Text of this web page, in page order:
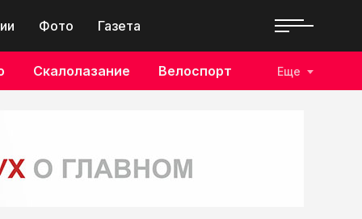
Фото Газета
Скалолазание Велоспорт Еще